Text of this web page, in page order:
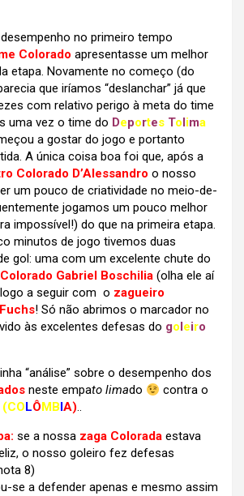
no primeiro tempo
Colorado apresentasse um melhor
etapa. Novamente no começo (do
que iríamos “deslanchar” já que
com relativo perigo à meta do time
uma vez o time do Deportes Tolima
a gostar do jogo e portanto
A única coisa boa foi que, após a
Colorado D’Alessandro o nosso
um pouco de criatividade no meio-de-
jogamos um pouco melhor
impossível!) do que na primeira etapa.
minutos de jogo tivemos duas
gol: uma com um excelente chute do
Gabriel Boschilia (olha ele aí
a seguir com o zagueiro
! Só não abrimos o marcador no
às excelentes defesas do goleiro
“análise” sobre o desempenho dos
neste empato limado
contra o
(COLÔMBIA)..
se a nossa zaga Colorada estava
o nosso goleiro fez defesas
8)
se a defender apenas e mesmo assim